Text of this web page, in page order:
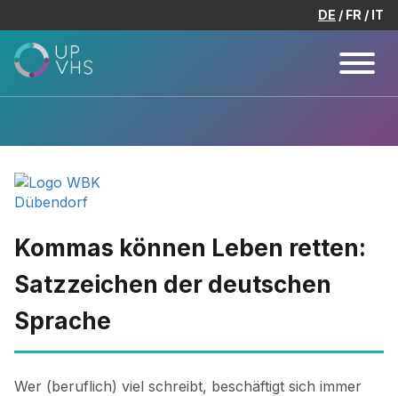
DE FR IT
Kommas können Leben retten:
Satzzeichen der deutschen
Sprache
Wer (beruflich) viel schreibt, beschäftigt sich immer